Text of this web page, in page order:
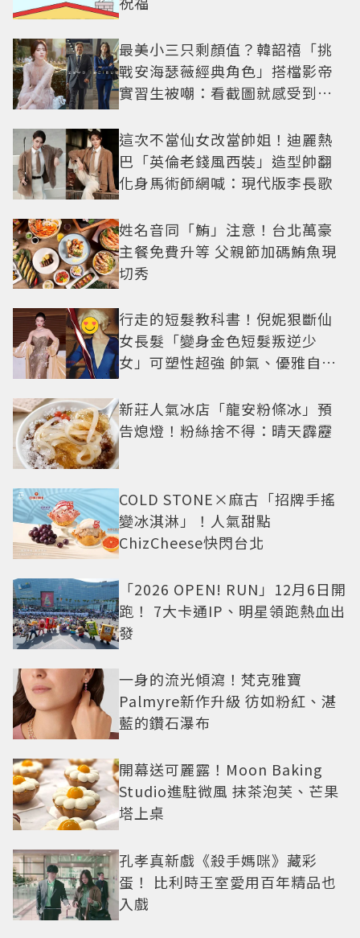
最美小三只剩顏值？韓韶禧「挑
戰安海瑟薇經典角色」搭檔影帝
實習生被嘲：看截圖就感受到演
這次不當仙女改當帥姐！迪麗熱
巴「英倫老錢風西裝」造型帥翻
化身馬術師網喊：現代版李長歌
姓名音同「鮪」注意！台北萬豪
主餐免費升等 父親節加碼鮪魚現
切秀
行走的短髮教科書！倪妮狠斷仙
女長髮「變身金色短髮叛逆少
女」可塑性超強 帥氣、優雅自由
新莊人氣冰店「龍安粉條冰」預
告熄燈！粉絲捨不得：晴天霹靂
COLD STONE×麻古「招牌手搖
變冰淇淋」！人氣甜點
ChizCheese快閃台北
「2026 OPEN! RUN」12月6日開
跑！ 7大卡通IP、明星領跑熱血出
發
一身的流光傾瀉！梵克雅寶
Palmyre新作升級 彷如粉紅、湛
藍的鑽石瀑布
開幕送可麗露！Moon Baking
Studio進駐微風 抹茶泡芙、芒果
塔上桌
孔孝真新戲《殺手媽咪》藏彩
蛋！ 比利時王室愛用百年精品也
入戲